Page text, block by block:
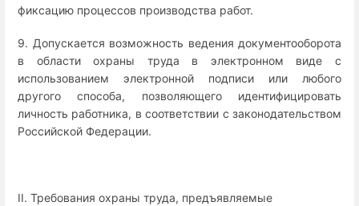
фиксацию процессов производства работ.
9. Допускается возможность ведения документооборота
в области охраны труда в электронном виде с
использованием электронной подписи или любого
другого способа, позволяющего идентифицировать
личность работника, в соответствии с законодательством
Российской Федерации.
II. Требования охраны труда, предъявляемые